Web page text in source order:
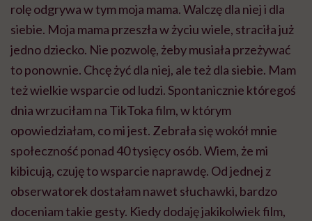
rolę odgrywa w tym moja mama. Walczę dla niej i dla
siebie. Moja mama przeszła w życiu wiele, straciła już
jedno dziecko. Nie pozwolę, żeby musiała przeżywać
to ponownie. Chcę żyć dla niej, ale też dla siebie. Mam
też wielkie wsparcie od ludzi. Spontanicznie któregoś
dnia wrzuciłam na TikToka film, w którym
opowiedziałam, co mi jest. Zebrała się wokół mnie
społeczność ponad 40 tysięcy osób. Wiem, że mi
kibicują, czuję to wsparcie naprawdę. Od jednej z
obserwatorek dostałam nawet słuchawki, bardzo
doceniam takie gesty. Kiedy dodaję jakikolwiek film,